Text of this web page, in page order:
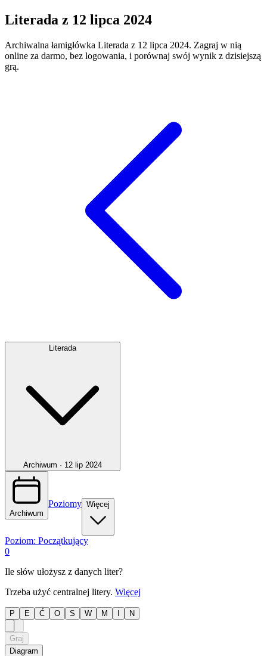
Literada z 12 lipca 2024
Archiwalna łamigłówka Literada z 12 lipca 2024. Zagraj w nią
online za darmo, bez logowania, i porównaj swój wynik z dzisiejszą
grą.
Literada
Archiwum · 12 lip 2024
Archiwum
Poziomy Więcej
Poziom: Początkujący
0
Ile słów ułożysz z danych liter?
Trzeba użyć centralnej litery. Więcej
P E Ć O S W M N
Graj
Diagram